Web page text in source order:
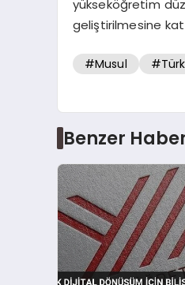
yükseköğretim
geliştirilmesine
#Musul
Benzer